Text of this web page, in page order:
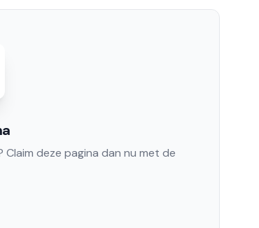
deze pagina dan nu met de